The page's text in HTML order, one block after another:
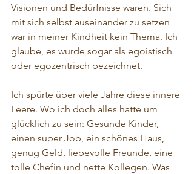
Visionen und Bedürfnisse waren. Sich
mit sich selbst auseinander zu setzen
war in meiner Kindheit kein Thema. Ich
glaube, es wurde sogar als egoistisch
oder egozentrisch bezeichnet.
Ich spürte über viele Jahre diese innere
Leere. Wo ich doch alles hatte um
glücklich zu sein: Gesunde Kinder,
einen super Job, ein schönes Haus,
genug Geld, liebevolle Freunde, eine
tolle Chefin und nette Kollegen. Was